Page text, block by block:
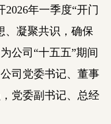
年一季度“开门
、凝聚共识，确保
公司“十五五”期间
司党委书记、董事
党委副书记、总经